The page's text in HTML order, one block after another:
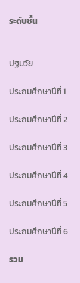
ระดับชั้น
ปฐมวัย
ประถมศึกษาปีที่ 1
ประถมศึกษาปีที่ 2
ประถมศึกษาปีที่ 3
ประถมศึกษาปีที่ 4
ประถมศึกษาปีที่ 5
ประถมศึกษาปีที่ 6
รวม